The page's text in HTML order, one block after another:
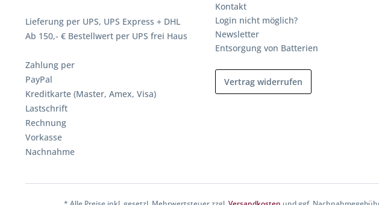
Lieferung per UPS, UPS Express + DHL
Ab 150,- € Bestellwert per UPS frei Haus
Zahlung per
PayPal
Kreditkarte (Master, Amex, Visa)
Lastschrift
Rechnung
Vorkasse
Nachnahme
Kontakt
Login nicht möglich?
Newsletter
Entsorgung von Batterien
Vertrag widerrufen